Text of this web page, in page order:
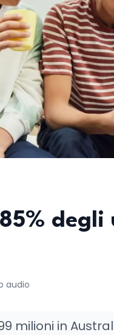
degli
audio
milioni in